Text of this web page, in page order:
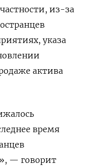
из-за
указа
актива
время
— говорит